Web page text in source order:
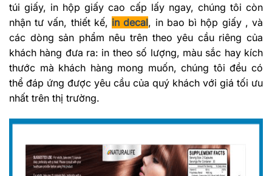
túi giấy, in hộp giấy cao cấp lấy ngay, chúng tôi còn
nhận tư vấn, thiết kế, in decal, in bao bì hộp giấy , và
các dòng sản phẩm nêu trên theo yêu cầu riêng của
khách hàng đưa ra: in theo số lượng, màu sắc hay kích
thước mà khách hàng mong muốn, chúng tôi đều có
thể đáp ứng được yêu cầu của quý khách với giá tối ưu
nhất trên thị trường.